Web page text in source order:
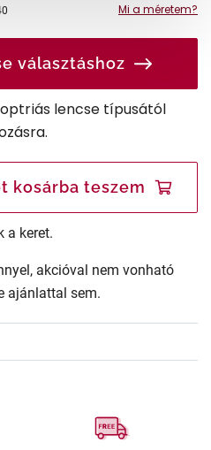
Mi a méretem?
választáshoz
lencse típusától
kosárba teszem
a keret.
akcióval nem vonható
ajánlattal sem.